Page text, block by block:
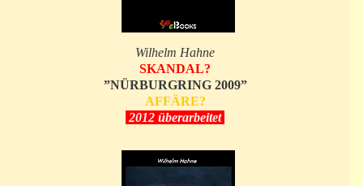
Wilhelm Hahne
SKANDAL?
”NÜRBURGRING 2009”
AFFÄRE?
2012 überarbeitet